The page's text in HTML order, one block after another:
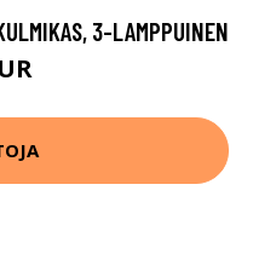
3-LAMPPUINEN